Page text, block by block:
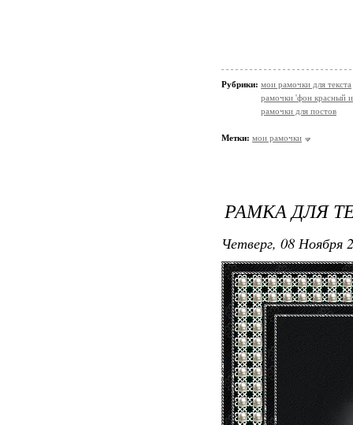
Рубрики: мои рамочки для текста
рамочки 'фон красный
рамочки для постов
Метки: мои рамочки
РАМКА ДЛЯ
Четверг, 08 Ноября